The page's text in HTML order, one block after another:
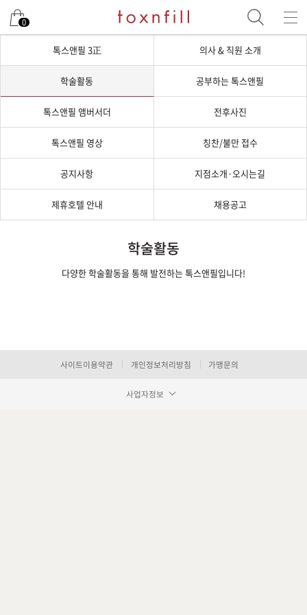
0
톡스앤필 3正 의사 & 직원 소개
학술활동 공부하는 톡스앤필
톡스앤필 앰버서더 전후사진
톡스앤필 영상 칭찬/불만 접수
공지사항 지점소개·오시는길
제휴호텔 안내 채용공고
학술활동
다양한 학술활동을 통해 발전하는 톡스앤필입니다!
사이트이용약관 개인정보처리방침 가맹문의
사업자정보